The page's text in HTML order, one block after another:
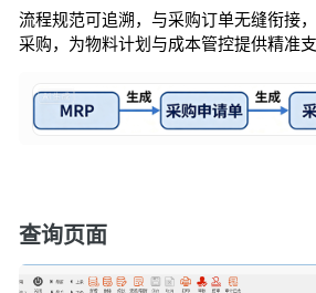
流程规范可追溯，与采购订单无缝衔接
采购，为物料计划与成本管控提供精准支
查询页面